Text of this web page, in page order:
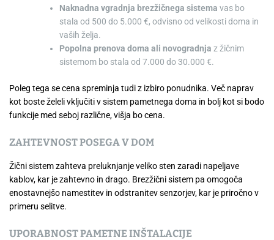
Naknadna vgradnja brezžičnega sistema vas bo
stala od 500 do 5.000 €, odvisno od velikosti doma in
vaših želja.
Popolna prenova doma ali novogradnja z žičnim
sistemom bo stala od 7.000 do 30.000 €.
Poleg tega se cena spreminja tudi z izbiro ponudnika. Več naprav
kot boste želeli vključiti v sistem pametnega doma in bolj kot si bodo
funkcije med seboj različne, višja bo cena.
ZAHTEVNOST POSEGA V DOM
Žični sistem zahteva preluknjanje veliko sten zaradi napeljave
kablov, kar je zahtevno in drago. Brezžični sistem pa omogoča
enostavnejšo namestitev in odstranitev senzorjev, kar je priročno v
primeru selitve.
UPORABNOST PAMETNE INŠTALACIJE